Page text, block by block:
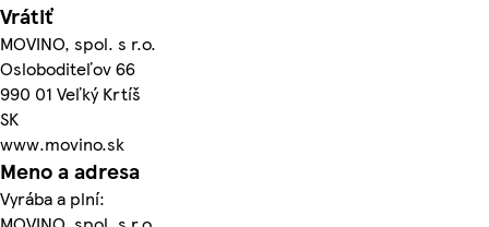
Vrátiť
MOVINO, spol. s r.o.
Osloboditeľov 66
990 01 Veľký Krtíš
SK
www.movino.sk
Meno a adresa
Vyrába a plní: